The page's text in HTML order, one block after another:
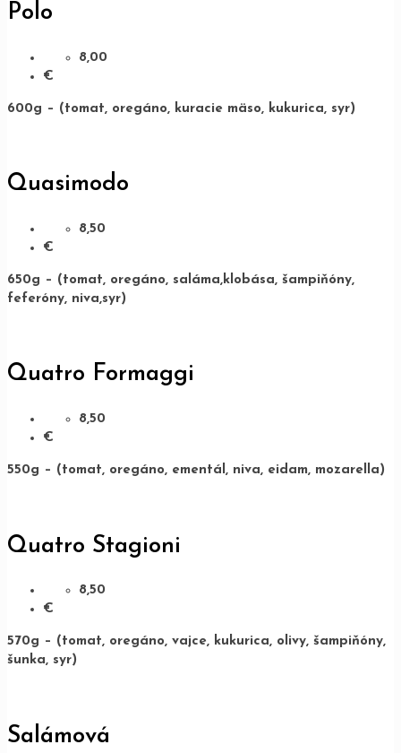
Polo
8,00
€
600g – (tomat, oregáno, kuracie mäso, kukurica, syr)
Quasimodo
8,50
€
650g – (tomat, oregáno, saláma,klobása, šampiňóny,
feferóny, niva,syr)
Quatro Formaggi
8,50
€
550g – (tomat, oregáno, ementál, niva, eidam, mozarella)
Quatro Stagioni
8,50
€
570g – (tomat, oregáno, vajce, kukurica, olivy, šampiňóny,
šunka, syr)
Salámová